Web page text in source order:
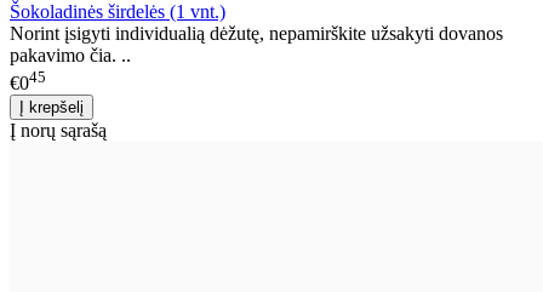
Šokoladinės širdelės (1 vnt.)
Norint įsigyti individualią dėžutę, nepamirškite užsakyti dovanos
pakavimo čia. ..
€045
Į norų sąrašą